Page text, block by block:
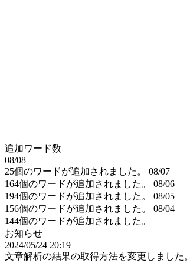
追加ワード数
08/08
25個のワードが追加されました。
08/07
164個のワードが追加されました。
08/06
194個のワードが追加されました。
08/05
156個のワードが追加されました。
08/04
144個のワードが追加されました。
お知らせ
2024/05/24 20:19
文章解析の結果の取得方法を変更しました。